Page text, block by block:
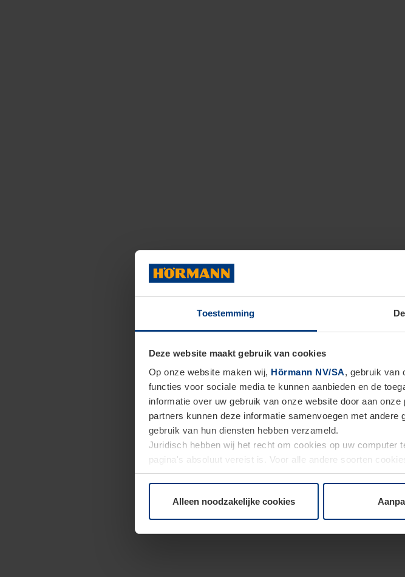
Toestemming
Deze website maakt gebruik van cookies
Op onze website maken wij, Hörmann NV/SA, gebruik van
functies voor sociale media te kunnen aanbieden en de
informatie over uw gebruik van onze website door aan
partners kunnen deze informatie samenvoegen met
gebruik van hun diensten hebben verzameld.
Juridisch hebben wij het recht om cookies op uw computer
pagina's absoluut vereist is. Voor alle andere soorten
moment bij de uitleg van de cookies op pagina
Alleen noodzakelijke cookies